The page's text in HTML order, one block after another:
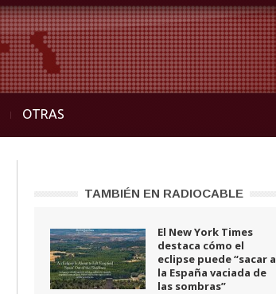
OTRAS
TAMBIÉN EN RADIOCABLE
El New York Times
destaca cómo el
eclipse puede “sacar a
la España vaciada de
las sombras”